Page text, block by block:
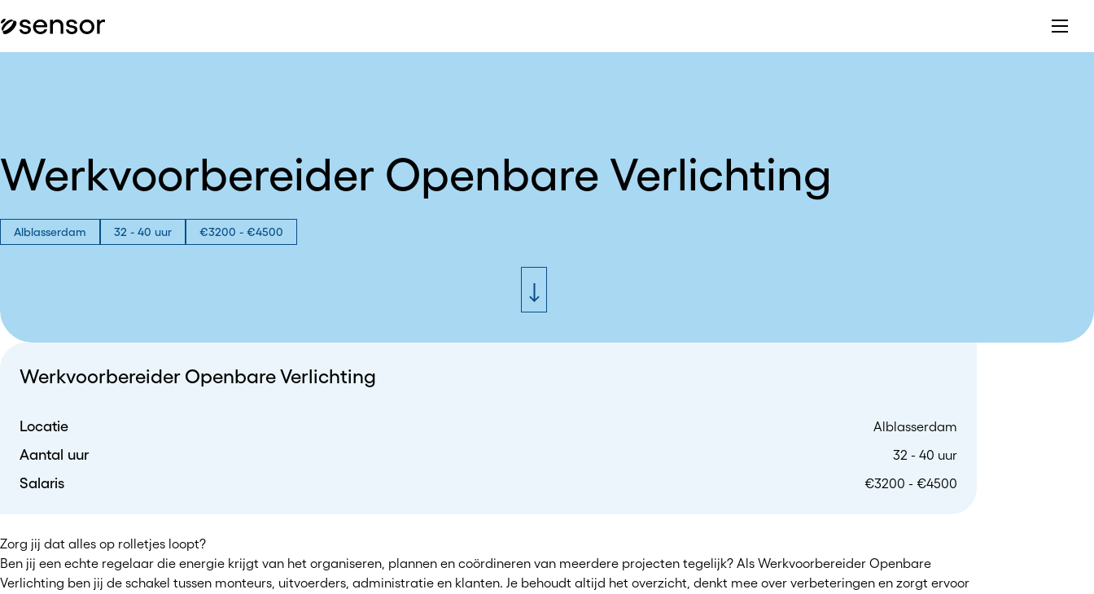
Werkvoorbereider Openbare Verlichting
Alblasserdam 32 - 40 uur €3200 - €4500
Werkvoorbereider Openbare Verlichting
Locatie Alblasserdam
Aantal uur 32 - 40 uur
Salaris €3200 - €4500
Zorg jij dat alles op rolletjes loopt?
Ben jij een echte regelaar die energie krijgt van het organiseren, plannen en coördineren van meerdere projecten tegelijk? Als Werkvoorbereider Openbare
Verlichting ben jij de schakel tussen monteurs, uitvoerders, administratie en klanten. Je behoudt altijd het overzicht, denkt mee over verbeteringen en zorgt ervoor